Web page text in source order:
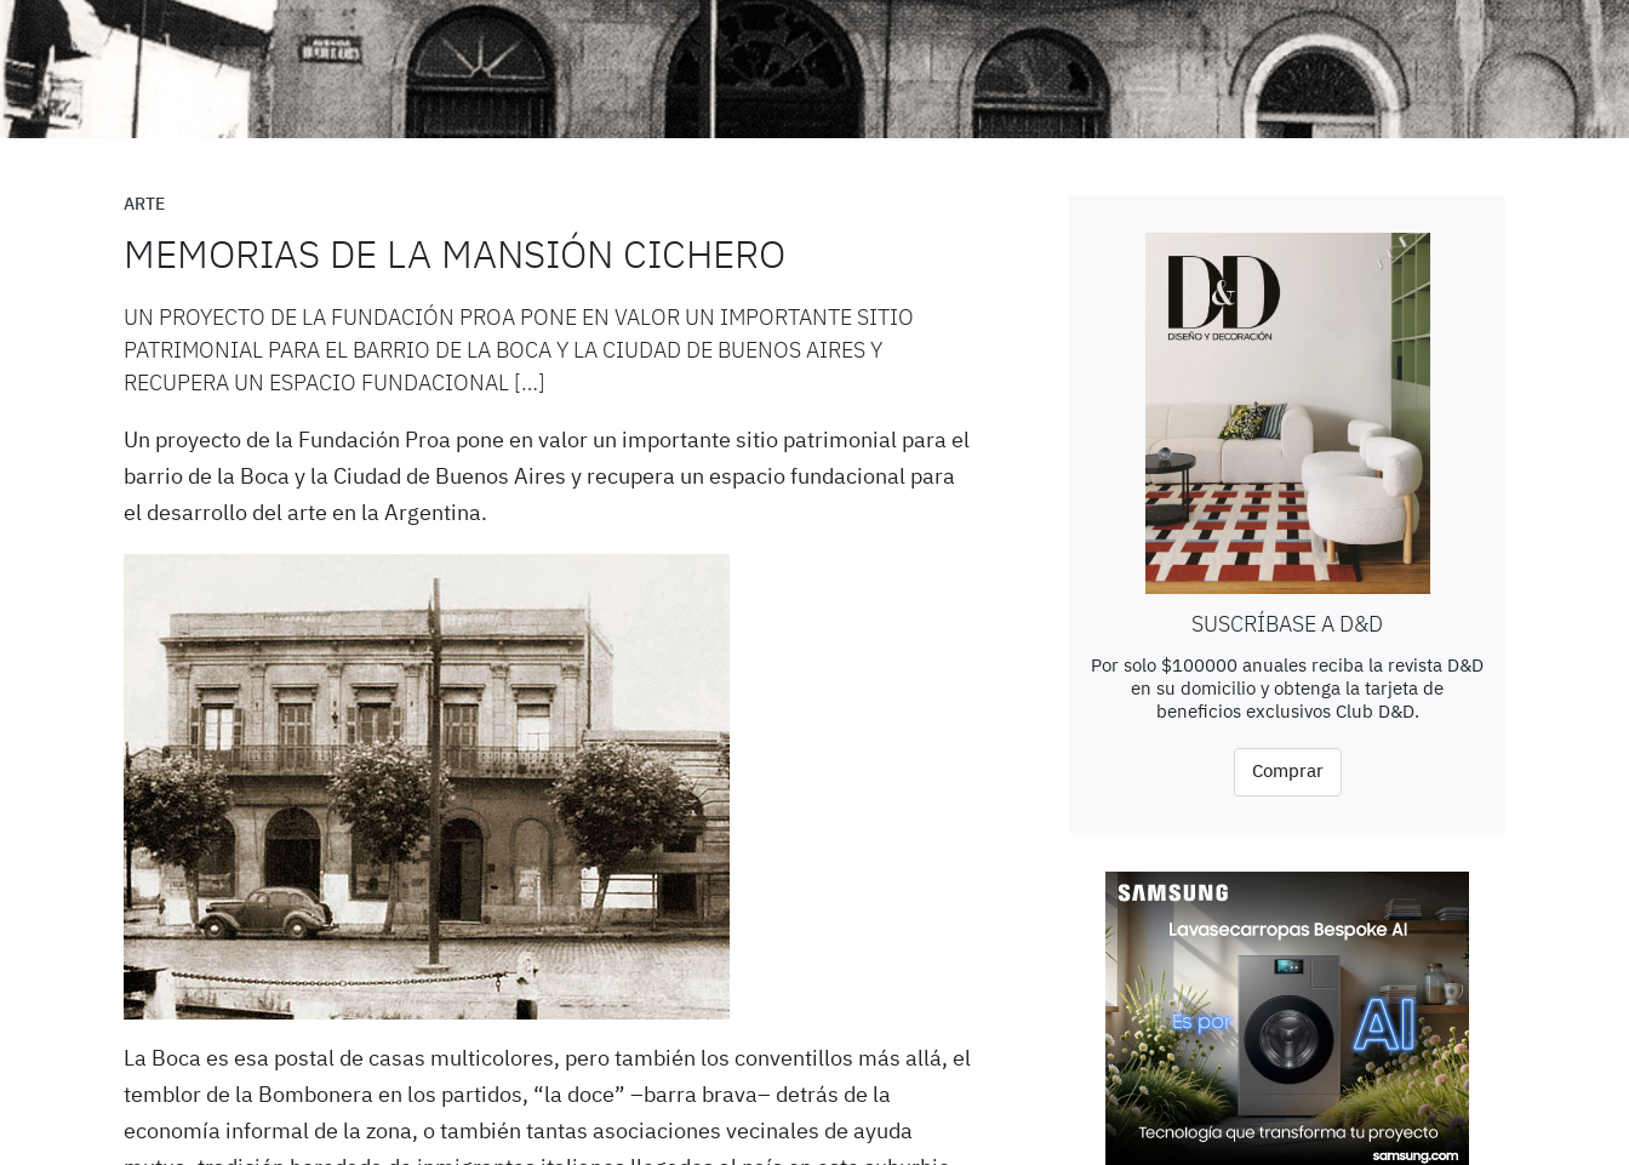
ARTE
MEMORIAS DE LA MANSIÓN CICHERO
UN PROYECTO DE LA FUNDACIÓN PROA PONE EN VALOR UN IMPORTANTE SITIO
PATRIMONIAL PARA EL BARRIO DE LA BOCA Y LA CIUDAD DE BUENOS AIRES Y
RECUPERA UN ESPACIO FUNDACIONAL […]
Un proyecto de la Fundación Proa pone en valor un importante sitio patrimonial para el
barrio de la Boca y la Ciudad de Buenos Aires y recupera un espacio fundacional para
el desarrollo del arte en la Argentina.
La Boca es esa postal de casas multicolores, pero también los conventillos más allá, el
temblor de la Bombonera en los partidos, “la doce” –barra brava– detrás de la
economía informal de la zona, o también tantas asociaciones vecinales de ayuda
SUSCRÍBASE A D&D
Por solo $100000 anuales reciba la revista D&D
en su domicilio y obtenga la tarjeta de
beneficios exclusivos Club D&D.
Comprar